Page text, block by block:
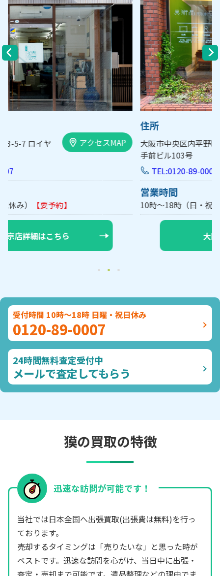
大阪市中央区内平野町1-1-5 西大
アクセスMAP
10時～18時（日・祝休み/土曜は不定休）【要予約】
大阪店詳細はこちら
受付時間 10時～18時 日曜・祝日休み
0120-89-0007
24時間無料査定受付中
メールで査定してもらう
獏の買取の特徴
迅速な訪問が可能です！
当社では日本全国へ出張買取(出張費は無料)を行っ
ております。
売却するタイミングは「売りたいな」と思った時が
ベストです。迅速な訪問を心がけ、当日中に出張・